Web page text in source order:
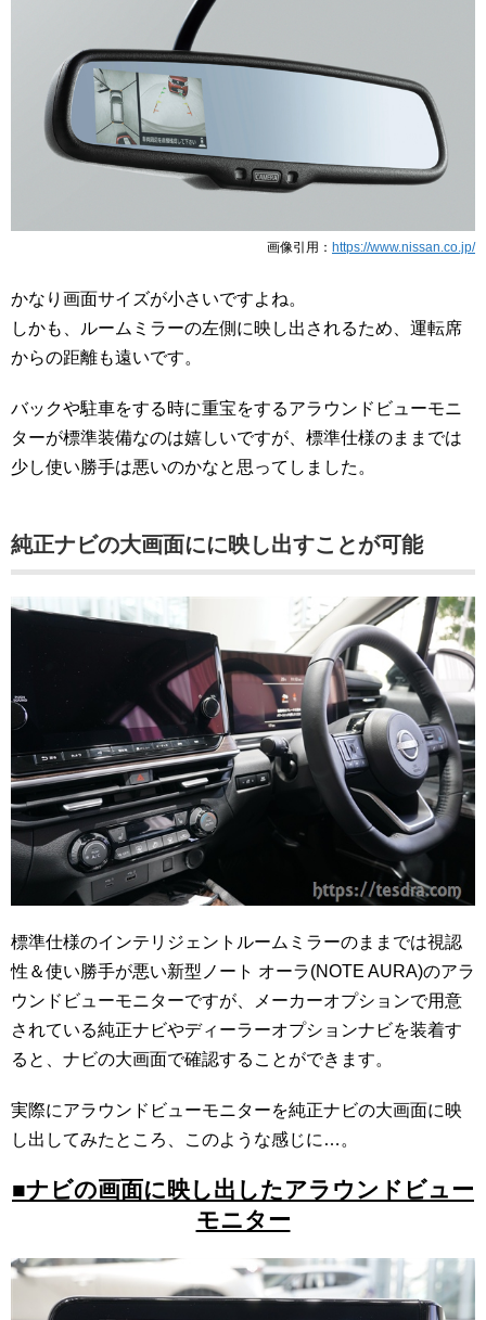
画像引用： https://www.nissan.co.jp/
かなり画面サイズが小さいですよね。
しかも、ルームミラーの左側に映し出されるため、運転席
からの距離も遠いです。
バックや駐車をする時に重宝をするアラウンドビューモニ
ターが標準装備なのは嬉しいですが、標準仕様のままでは
少し使い勝手は悪いのかなと思ってしました。
純正ナビの大画面にに映し出すことが可能
標準仕様のインテリジェントルームミラーのままでは視認
性＆使い勝手が悪い新型ノート オーラ(NOTE AURA)のアラ
ウンドビューモニターですが、メーカーオプションで用意
されている純正ナビやディーラーオプションナビを装着す
ると、ナビの大画面で確認することができます。
実際にアラウンドビューモニターを純正ナビの大画面に映
し出してみたところ、このような感じに…。
■ナビの画面に映し出したアラウンドビュー
モニター